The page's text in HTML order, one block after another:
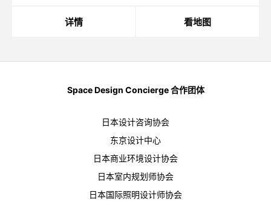
详情 看地图
Space Design Concierge 合作团体
日本设计咨询协会
东京设计中心
日本商业环境设计协会
日本室内规划师协会
日本国际照明设计师协会